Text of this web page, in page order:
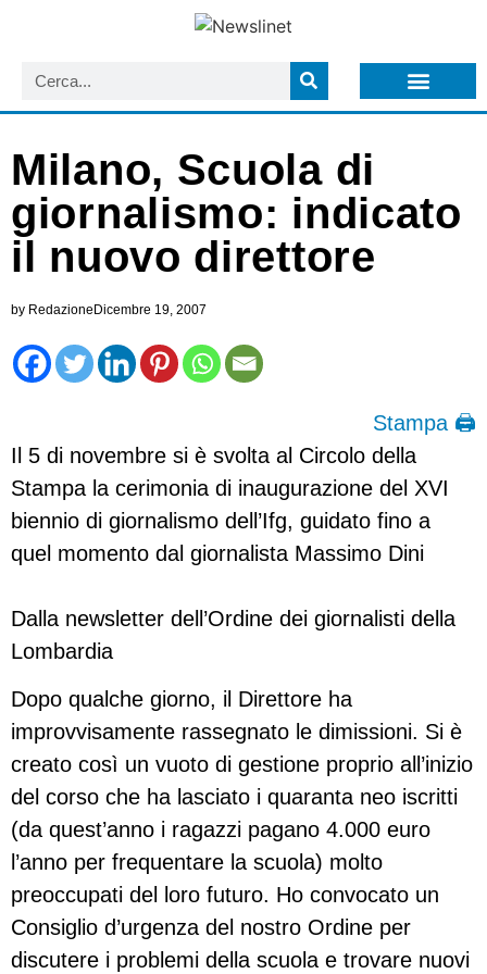
Milano, Scuola di
giornalismo: indicato
il nuovo direttore
by RedazioneDicembre 19, 2007
Stampa 🖨
Il 5 di novembre si è svolta al Circolo della
Stampa la cerimonia di inaugurazione del XVI
biennio di giornalismo dell’Ifg, guidato fino a
quel momento dal giornalista Massimo Dini
Dalla newsletter dell’Ordine dei giornalisti della
Lombardia
Dopo qualche giorno, il Direttore ha
improvvisamente rassegnato le dimissioni. Si è
creato così un vuoto di gestione proprio all’inizio
del corso che ha lasciato i quaranta neo iscritti
(da quest’anno i ragazzi pagano 4.000 euro
l’anno per frequentare la scuola) molto
preoccupati del loro futuro. Ho convocato un
Consiglio d’urgenza del nostro Ordine per
discutere i problemi della scuola e trovare nuovi